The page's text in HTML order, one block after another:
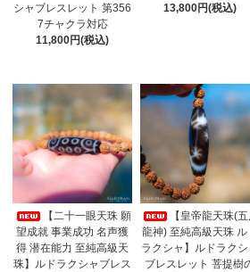
シャブレスレット 第356
7チャクラ対応
11,800円(税込)
13,800円(税込)
【二十一眼天珠 願
望成就 事業成功 名声獲
得 潜在能力 至純高級天
珠】ルドラクシャブレス
【皇帝龍天珠(
龍神) 至純高級天珠 ル
ラクシャ】ルドラクシ
ブレスレット 菩提樹